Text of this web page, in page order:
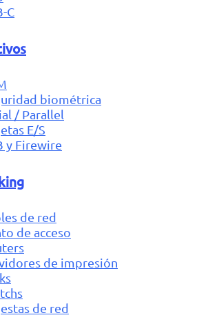
C
biométrica
/ Parallel
E/S
y Firewire
de red
de acceso
de impresión
de red